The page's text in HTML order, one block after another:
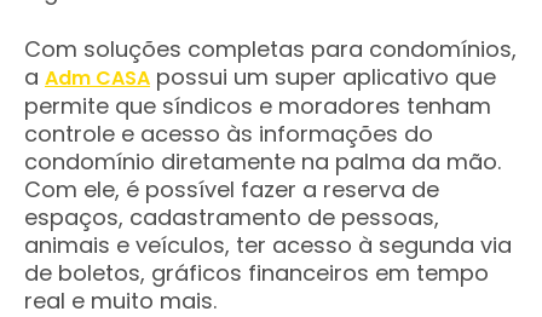
Com soluções completas para condomínios,
a Adm CASA possui um super aplicativo que
permite que síndicos e moradores tenham
controle e acesso às informações do
condomínio diretamente na palma da mão.
Com ele, é possível fazer a reserva de
espaços, cadastramento de pessoas,
animais e veículos, ter acesso à segunda via
de boletos, gráficos financeiros em tempo
real e muito mais.